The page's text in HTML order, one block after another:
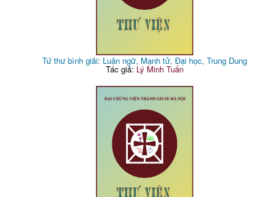
Tứ thư bình giải: Luận ngữ, Mạnh tử, Đại học, Trung Dung
Tác giả: Lý Minh Tuấn